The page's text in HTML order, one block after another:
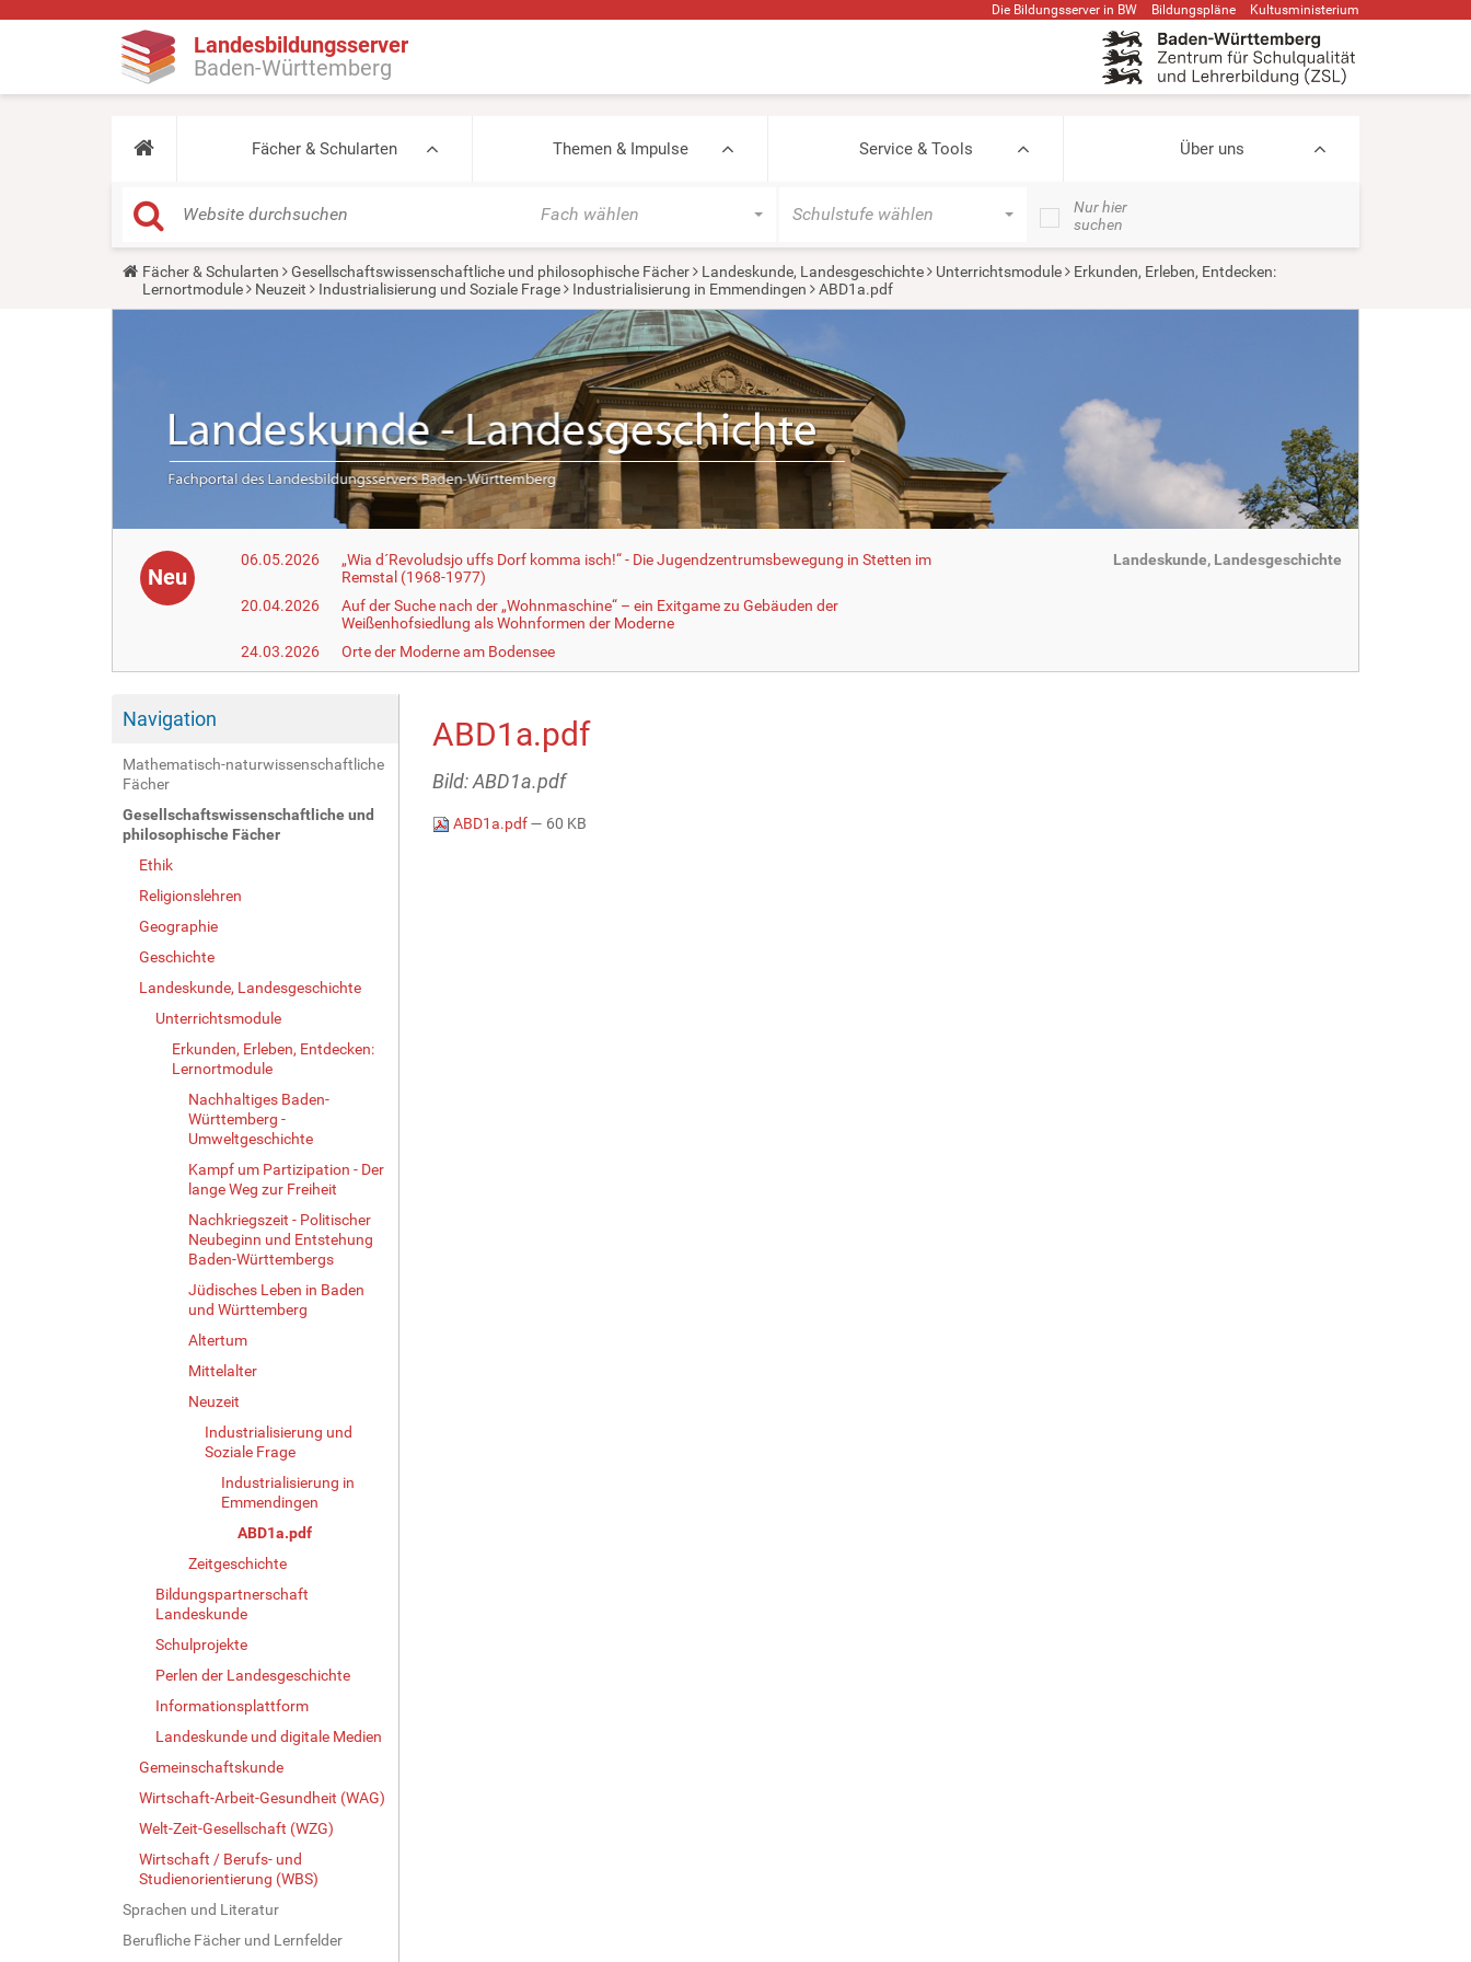
Die Bildungsserver in BW Bildungspläne Kultusministerium
Landesbildungsserver
Baden-Württemberg
Fächer & Schularten Themen & Impulse Service & Tools Über uns
Fach wählen Schulstufe wählen
Nur hier
suchen
Y
u
Fächer & Schularten Gesellschaftswissenschaftliche und philosophische Fächer Landeskunde, Landesgeschichte Unterrichtsmodule
Erkunden, Erleben, Entdecken:
Lernortmodule
Neuzeit Industrialisierung und Soziale Frage Industrialisierung in Emmendingen ABD1a.pdf
Neu
06.05.2026
„Wia d´Revoludsjo uffs Dorf komma isch!“ - Die Jugendzentrumsbewegung in Stetten im
Remstal (1968-1977)
20.04.2026
Auf der Suche nach der „Wohnmaschine“ – ein Exitgame zu Gebäuden der
Weißenhofsiedlung als Wohnformen der Moderne
24.03.2026
Orte der Moderne am Bodensee
Landeskunde, Landesgeschichte
Navigation
Mathematisch-naturwissenschaftliche
Fächer
Gesellschaftswissenschaftliche und
philosophische Fächer
Ethik
Religionslehren
Geographie
Geschichte
Landeskunde, Landesgeschichte
Unterrichtsmodule
Erkunden, Erleben, Entdecken:
Lernortmodule
Nachhaltiges Baden-
Württemberg -
Umweltgeschichte
Kampf um Partizipation - Der
lange Weg zur Freiheit
Nachkriegszeit - Politischer
Neubeginn und Entstehung
Baden-Württembergs
Jüdisches Leben in Baden
und Württemberg
Altertum
Mittelalter
Neuzeit
Industrialisierung und
Soziale Frage
Industrialisierung in
Emmendingen
ABD1a.pdf
Zeitgeschichte
Bildungspartnerschaft
Landeskunde
Schulprojekte
Perlen der Landesgeschichte
Informationsplattform
Landeskunde und digitale Medien
Gemeinschaftskunde
Wirtschaft-Arbeit-Gesundheit (WAG)
Welt-Zeit-Gesellschaft (WZG)
Wirtschaft / Berufs- und
Studienorientierung (WBS)
Sprachen und Literatur
Berufliche Fächer und Lernfelder
ABD1a.pdf
Bild: ABD1a.pdf
ABD1a.pdf— 60 KB